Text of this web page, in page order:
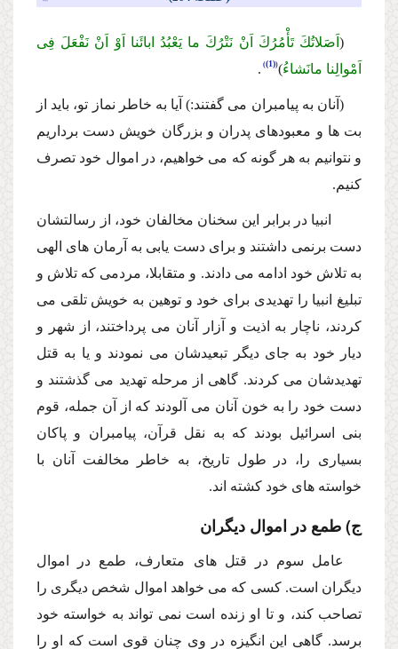
( اَصَلاتُكَ تَأْمُرُكَ اَنْ نَتْرُكَ ما یَعْبُدُ ابائَنا اَوْ اَنْ نَفْعَلَ فِى
اَمْوالِنا مانَشاءُ)
(1)
.
(آنان به پیامبران مى گفتند:) آیا به خاطر نماز تو، باید از
بت ها و معبودهاى پدران و بزرگان خویش دست برداریم
و نتوانیم به هر گونه كه مى خواهیم، در اموال خود تصرف
كنیم.
انبیا در برابر این سخنان مخالفان خود، از رسالتشان
دست برنمى داشتند و براى دست یابى به آرمان هاى الهى
به تلاش خود ادامه مى دادند. و متقابلا، مردمى كه تلاش و
تبلیغ انبیا را تهدیدى براى خود و توهین به خویش تلقى مى
كردند، ناچار به اذیت و آزار آنان مى پرداختند، از شهر و
دیار خود به جاى دیگر تبعیدشان مى نمودند و یا به قتل
تهدیدشان مى كردند. گاهى از مرحله تهدید مى گذشتند و
دست خود را به خون آنان مى آلودند كه از آن جمله، قوم
بنى اسرائیل بودند كه به نقل قرآن، پیامبران و پاكان
بسیارى را، در طول تاریخ، به خاطر مخالفت آنان با
خواسته هاى خود كشته اند.
ج) طمع در اموال دیگران
عامل سوم در قتل هاى متعارف، طمع در اموال
دیگران است. كسى كه مى خواهد اموال شخص دیگرى را
تصاحب كند، و تا او زنده است نمى تواند به خواسته خود
برسد. گاهى این انگیزه در وى چنان قوى است كه او را